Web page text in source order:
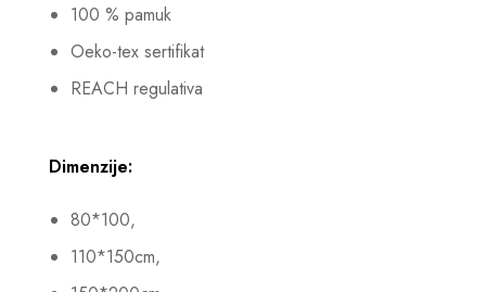
100 % pamuk
Oeko-tex sertifikat
REACH regulativa
Dimenzije:
80*100,
110*150cm,